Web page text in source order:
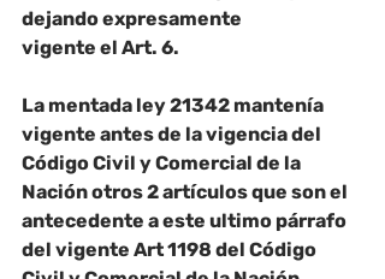
dejando expresamente
vigente el Art. 6.
La mentada ley 21342 mantenía
vigente antes de la vigencia del
Código Civil y Comercial de la
Nación otros 2 artículos que son el
antecedente a este ultimo párrafo
del vigente Art 1198 del Código